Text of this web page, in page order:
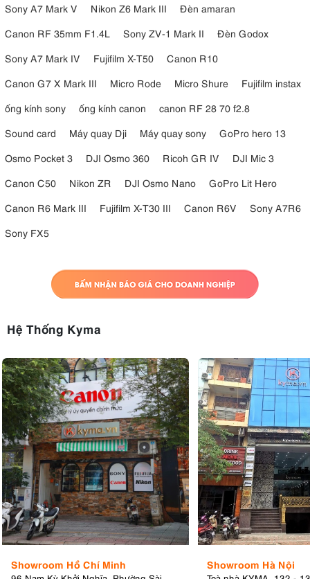
Sony A7 Mark V
Nikon Z6 Mark III
Đèn amaran
Canon RF 35mm F1.4L
Sony ZV-1 Mark II
Đèn Godox
Sony A7 Mark IV
Fujifilm X-T50
Canon R10
Canon G7 X Mark III
Micro Rode Micro Shure
Fujifilm instax
ống kính sony
ống kính canon
canon RF 28 70 f2.8
Sound card
Máy quay Dji Máy quay sony
GoPro hero 13
Osmo Pocket 3
DJI Osmo 360 Ricoh GR IV
DJI Mic 3
Canon C50
Nikon ZR DJI Osmo Nano
GoPro Lit Hero
Canon R6 Mark III
Fujifilm X-T30 III Canon R6V
Sony A7R6
Sony FX5
Hệ Thống Kyma
Showroom Hồ Chí Minh Showroom Hà Nội